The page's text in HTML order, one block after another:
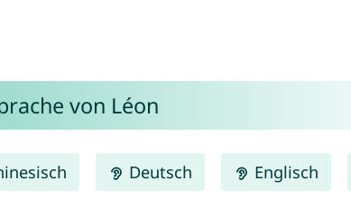
von Léon
Deutsch Englisch